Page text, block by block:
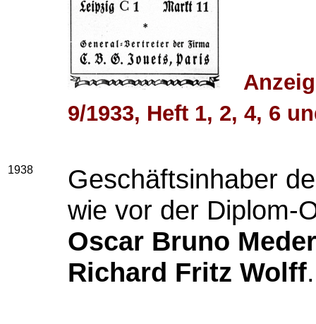
9/1933, Heft 1, 2, 4, 6
1938
Geschäftsinhaber
wie vor der Diplom-
Oscar Bruno Meder
Richard Fritz Wolff.